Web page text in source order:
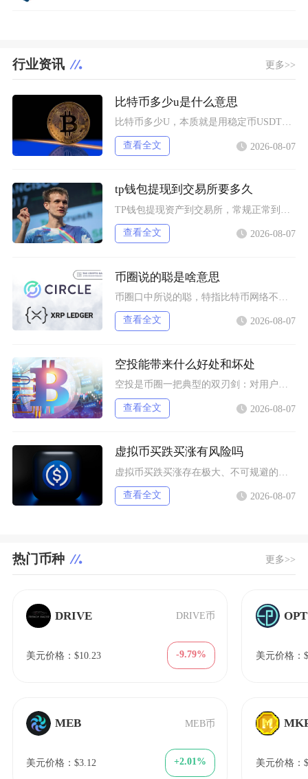
行业资讯 更多>>
比特币多少u是什么意思
比特币多少U，本质就是用稳定币USDT（圈内简称U）来标注单枚比特币的市场交易价格，交易所
查看全文 2026-08-07
tp钱包提现到交易所要多久
查看全文 2026-08-07
币圈说的聪是啥意思
查看全文 2026-08-07
空投能带来什么好处和坏处
空投是币圈一把典型的双刃剑：对用户而言是零成本获取代币、分享早期红利的机会，对项目方而言是
查看全文 2026-08-07
虚拟币买跌买涨有风险吗
查看全文 2026-08-07
热门币种 更多>>
DRIVE DRIVE币
美元价格：$10.23 -9.79%
MEB MEB币
美元价格：$3.12 +2.01%
OPT
美元价格：
美元价格：